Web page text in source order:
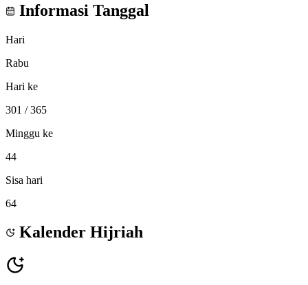
Informasi Tanggal
Hari
Rabu
Hari ke
301 / 365
Minggu ke
44
Sisa hari
64
Kalender Hijriah